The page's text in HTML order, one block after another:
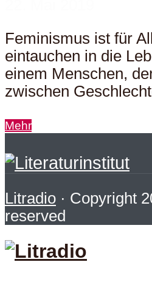
Feminismus ist für
eintauchen in die
einem Menschen,
zwischen
Mehr
Litradio · Copyright
reserved